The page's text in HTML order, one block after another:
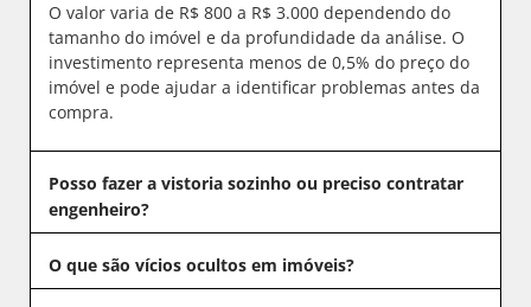
O valor varia de R$ 800 a R$ 3.000 dependendo do
tamanho do imóvel e da profundidade da análise. O
investimento representa menos de 0,5% do preço do
imóvel e pode ajudar a identificar problemas antes da
compra.
Posso fazer a vistoria sozinho ou preciso contratar
engenheiro?
O que são vícios ocultos em imóveis?